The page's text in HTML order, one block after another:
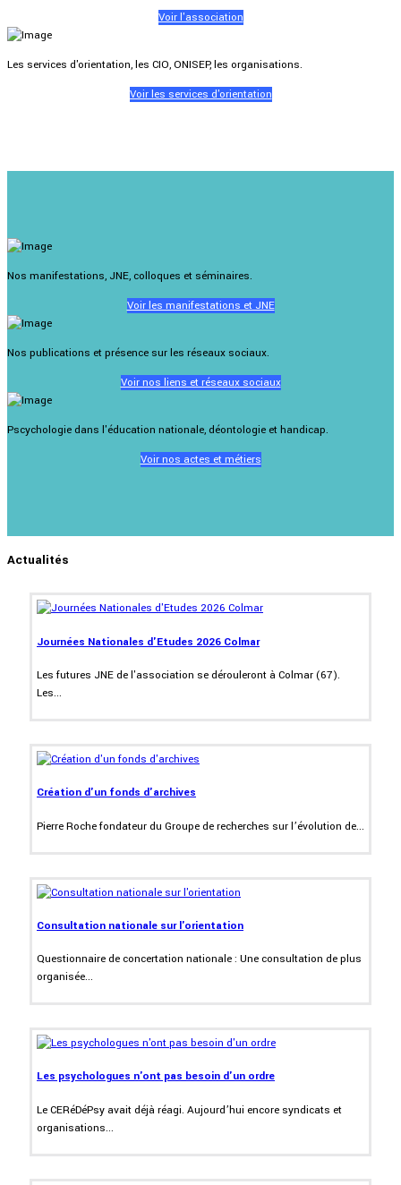
Voir l'association
Les services d'orientation, les CIO, ONISEP, les organisations.
Voir les services d'orientation
Nos manifestations, JNE, colloques et séminaires.
Voir les manifestations et JNE
Nos publications et présence sur les réseaux sociaux.
Voir nos liens et réseaux sociaux
Pscychologie dans l'éducation nationale, déontologie et handicap.
Voir nos actes et métiers
Actualités
Journées Nationales d'Etudes 2026 Colmar
Les futures JNE de l'association se dérouleront à Colmar (67).
Les...
Création d'un fonds d'archives
Pierre Roche fondateur du Groupe de recherches sur l’évolution de...
Consultation nationale sur l'orientation
Questionnaire de concertation nationale : Une consultation de plus
organisée...
Les psychologues n'ont pas besoin d'un ordre
Le CERéDéPsy avait déjà réagi. Aujourd’hui encore syndicats et
organisations...